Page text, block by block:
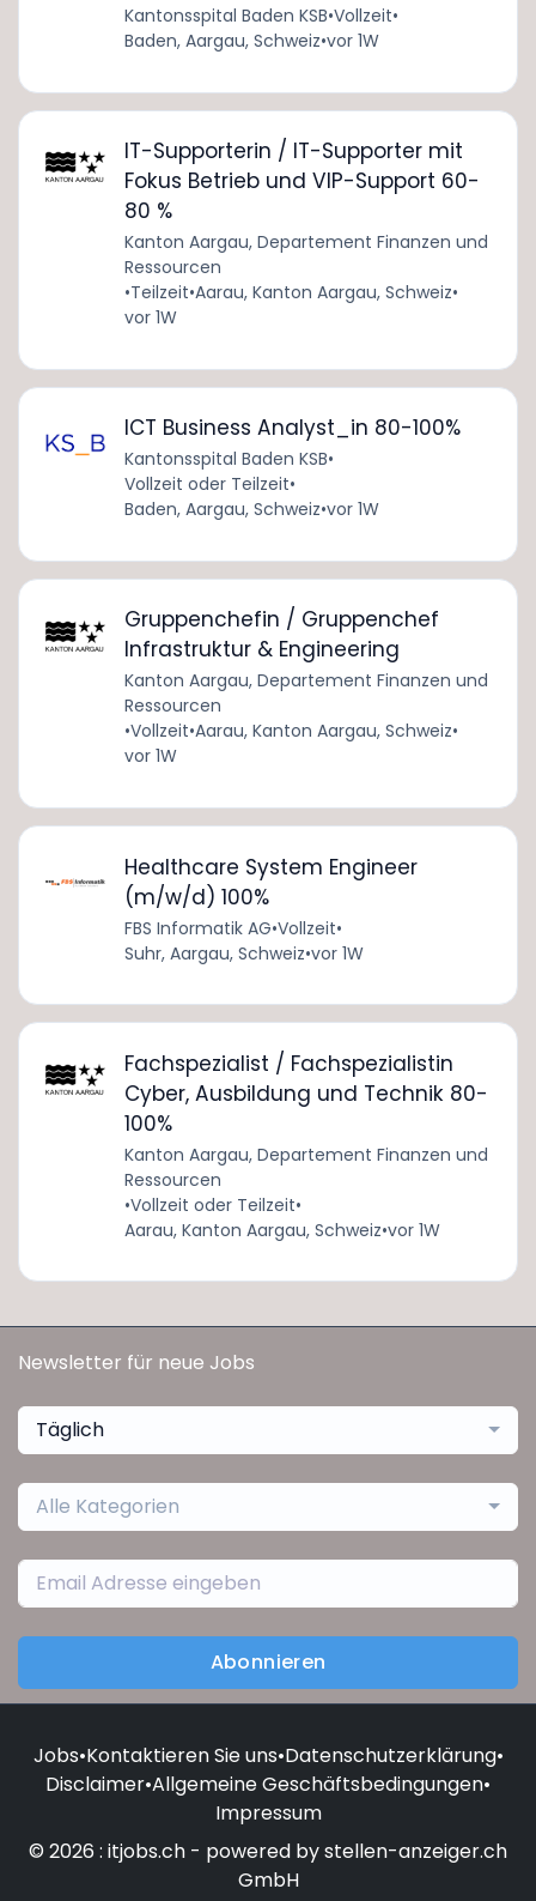
Kantonsspital Baden KSB•Vollzeit•
Baden, Aargau, Schweiz•vor 1W
IT-Supporterin / IT-Supporter mit
Fokus Betrieb und VIP-Support 60-
80 %
Kanton Aargau, Departement Finanzen und
Ressourcen
•Teilzeit•Aarau, Kanton Aargau, Schweiz•
vor 1W
ICT Business Analyst_in 80-100%
Kantonsspital Baden KSB•
Vollzeit oder Teilzeit•
Baden, Aargau, Schweiz•vor 1W
Gruppenchefin / Gruppenchef
Infrastruktur & Engineering
Kanton Aargau, Departement Finanzen und
Ressourcen
•Vollzeit•Aarau, Kanton Aargau, Schweiz•
vor 1W
Healthcare System Engineer
(m/w/d) 100%
FBS Informatik AG•Vollzeit•
Suhr, Aargau, Schweiz•vor 1W
Fachspezialist / Fachspezialistin
Cyber, Ausbildung und Technik 80-
100%
Kanton Aargau, Departement Finanzen und
Ressourcen
•Vollzeit oder Teilzeit•
Aarau, Kanton Aargau, Schweiz•vor 1W
Newsletter für neue Jobs
Täglich
Alle Kategorien
Abonnieren
Jobs•Kontaktieren Sie uns•Datenschutzerklärung•
Disclaimer•Allgemeine Geschäftsbedingungen•
Impressum
© 2026 : itjobs.ch - powered by stellen-anzeiger.ch
GmbH